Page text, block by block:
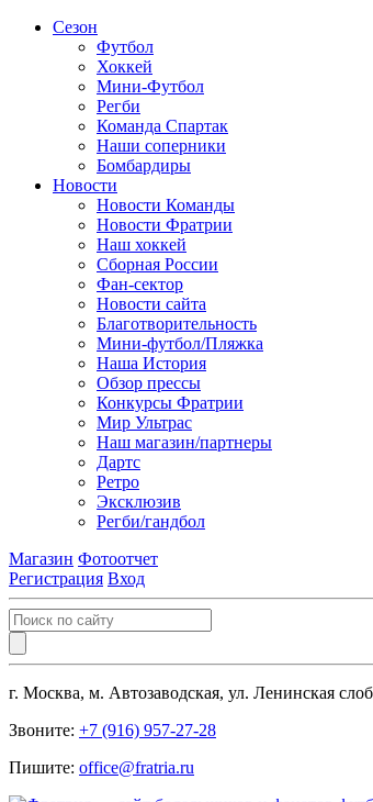
Сезон
Футбол
Хоккей
Мини-Футбол
Регби
Команда Спартак
Наши соперники
Бомбардиры
Новости
Новости Команды
Новости Фратрии
Наш хоккей
Сборная России
Фан-cектор
Новости сайта
Благотворительность
Мини-футбол/Пляжка
Наша История
Обзор прессы
Конкурсы Фратрии
Мир Ультрас
Наш магазин/партнеры
Дартс
Ретро
Эксклюзив
Регби/гандбол
Магазин Фотоотчет
Регистрация Вход
г. Москва, м. Автозаводская, ул. Ленинская
Звоните: +7 (916) 957-27-28
Пишите: office@fratria.ru